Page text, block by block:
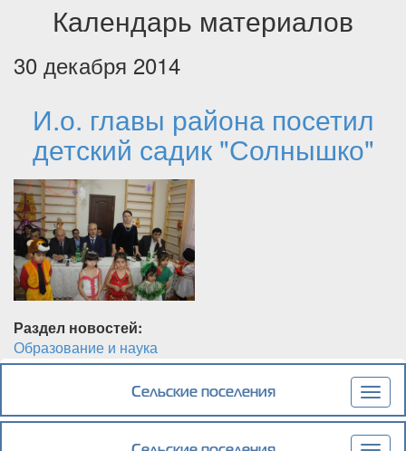
Календарь материалов
30 декабря 2014
И.о. главы района посетил
детский садик "Солнышко"
Раздел новостей:
Образование и наука
Подробнеео И.о. главы района посетил детский садик
"Солнышко"
Сельские поселения